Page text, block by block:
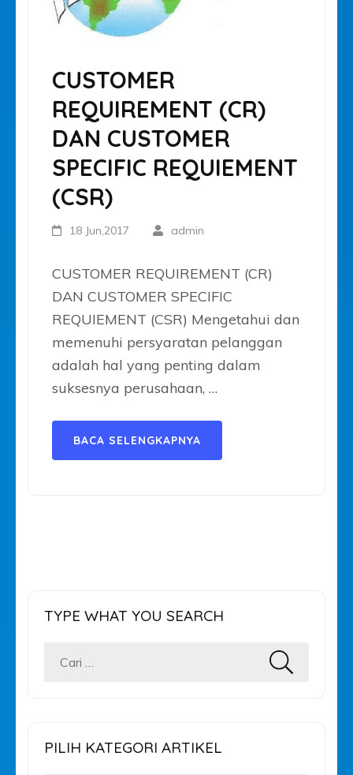
CUSTOMER
REQUIREMENT (CR)
DAN CUSTOMER
SPECIFIC REQUIEMENT
(CSR)
18 Jun,2017 admin
CUSTOMER REQUIREMENT (CR)
DAN CUSTOMER SPECIFIC
REQUIEMENT (CSR) Mengetahui dan
memenuhi persyaratan pelanggan
adalah hal yang penting dalam
suksesnya perusahaan, …
BACA SELENGKAPNYA
TYPE WHAT YOU SEARCH
Cari
PILIH KATEGORI ARTIKEL